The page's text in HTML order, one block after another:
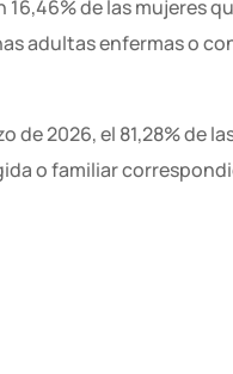
16,46% de las mujeres
adultas enfermas o
de 2026, el 81,28% de
o familiar